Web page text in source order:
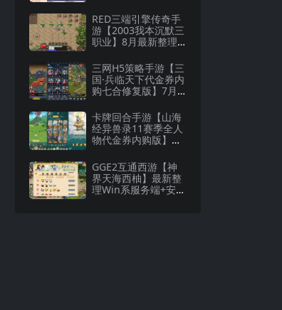
ux手工服务端+CDK
授权后台+全资源安
卓+详细搭建教程
RED三端引擎传奇手
游【2003我本沉默三
职业】8月最新整理W
+详细搭建教程
三网H5策略手游【三
国·兵临天下代金券内
购七合修复版】7月
服务端+管理后台+G
M授权后台+详细搭建
教程
卡牌回合手游【山海
经异兽录11赛季全人
物代金券内购版】最
+授权GM后台+管理
后台+热更修改工具
+安卓+详细搭建教程
GGE2互通西游【神
界天海西柚】最新整
理Win系服务端+安卓